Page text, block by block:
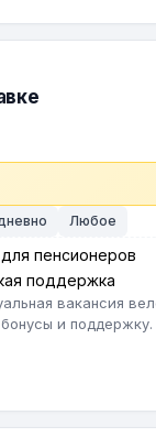
Любое
пенсионеров
поддержка
вакансия
и поддержку.